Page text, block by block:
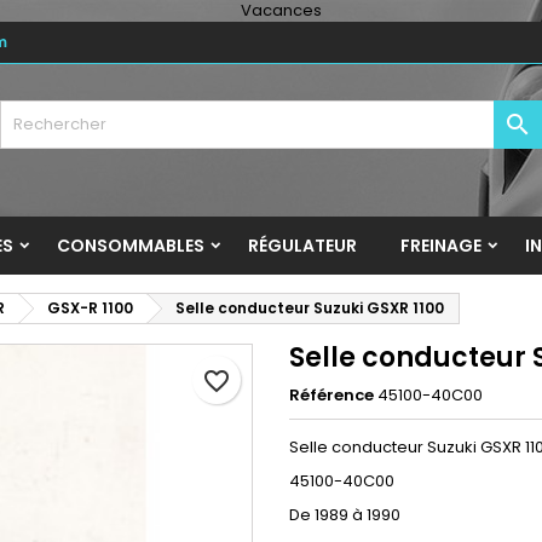

CONSOMMABLES RÉGULATEUR FREINAGE
GSX-R 1100 Selle conducteur Suzuki GSXR 1100
Selle conducteur
Référence 45100-40C00
Selle conducteur Suzuki GSXR
45100-40C00
De 1989 à 1990
favorite_border
wishlists
Create new list
une liste d'envies
de la liste d'envies
devez être connecté pour ajouter des produits à votre liste